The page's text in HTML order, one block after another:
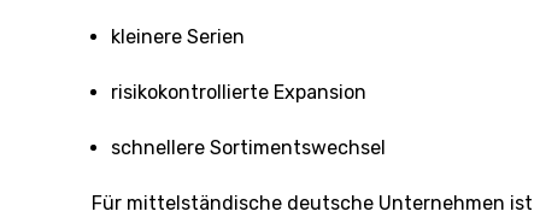
kleinere Serien
risikokontrollierte Expansion
schnellere Sortimentswechsel
Für mittelständische deutsche Unternehmen ist